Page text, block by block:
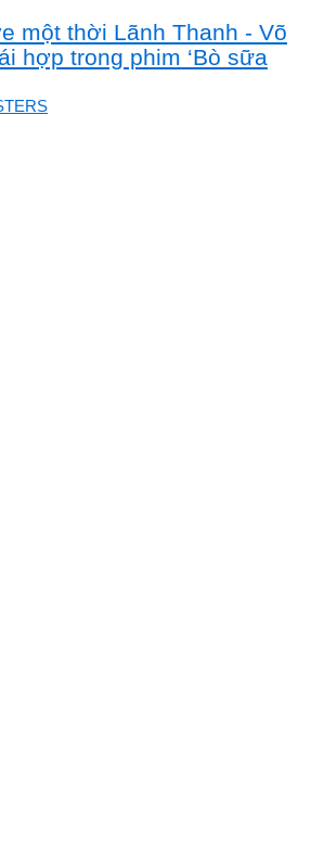
một thời Lãnh Thanh - Võ
hợp trong phim ‘Bò sữa